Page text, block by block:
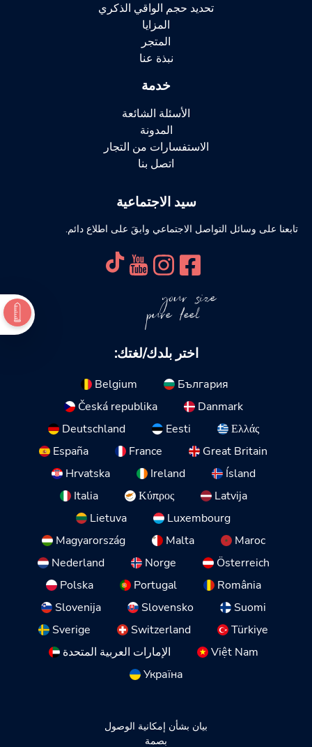
تحديد حجم الواقي الذكري
المزايا
المتجر
نبذة عنا
خدمة
الأسئلة الشائعة
المدونة
الاستفسارات من التجار
اتصل بنا
سيد الاجتماعية
تابعنا على وسائل التواصل الاجتماعي وابقَ على اطلاع دائم.
your size
pure feel
اختر بلدك/لغتك:
Belgium
България
Česká republika
Danmark
Deutschland
Eesti
Ελλάς
España
France
Great Britain
Hrvatska
Ireland
Ísland
Italia
Κύπρος
Latvija
Lietuva
Luxembourg
Magyarország
Malta
Maroc
Nederland
Norge
Österreich
Polska
Portugal
România
Slovenija
Slovensko
Suomi
Sverige
Switzerland
Türkiye
الإمارات العربية المتحدة
Việt Nam
Україна
بيان بشأن إمكانية الوصول
بصمة